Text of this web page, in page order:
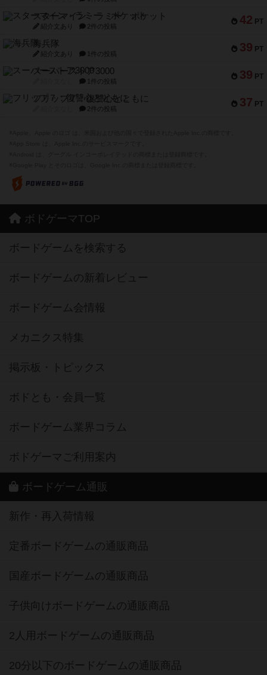
42 PT
スターマイン・ラミー ポケット
紹介文あり 2件の投稿
39 PT
海兵隊
紹介文あり 1件の投稿
39 PT
スーパーストア3000
1件の投稿
37 PT
フリップ７：復讐心とともに
2件の投稿
ボドゲーマTOP
ボードゲームを検索する
ボードゲームの新着レビュー
ボードゲーム会情報
メカニクス特集
掲示板・トピックス
ボドとも・会員一覧
ボードゲーム業界コラム
ボドゲーマご利用案内
ボードゲーム通販
新作・再入荷情報
定番ボードゲームの通販商品
国産ボードゲームの通販商品
子供向けボードゲームの通販商品
2人用ボードゲームの通販商品
20分以下のボードゲームの通販商品